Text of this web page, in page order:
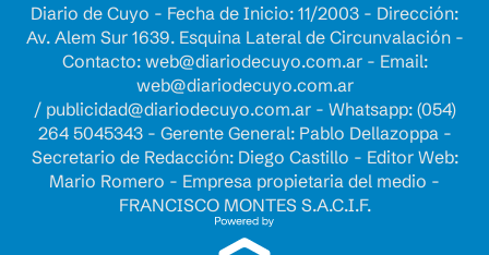
Diario de Cuyo - Fecha de Inicio: 11/2003 - Dirección:
Av. Alem Sur 1639. Esquina Lateral de Circunvalación -
Contacto: web@diariodecuyo.com.ar- Email:
web@diariodecuyo.com.ar
/ publicidad@diariodecuyo.com.ar- Whatsapp: (054)
264 5045343 - Gerente General: Pablo Dellazoppa -
Secretario de Redacción: Diego Castillo - Editor Web:
Mario Romero - Empresa propietaria del medio -
FRANCISCO MONTES S.A.C.I.F.